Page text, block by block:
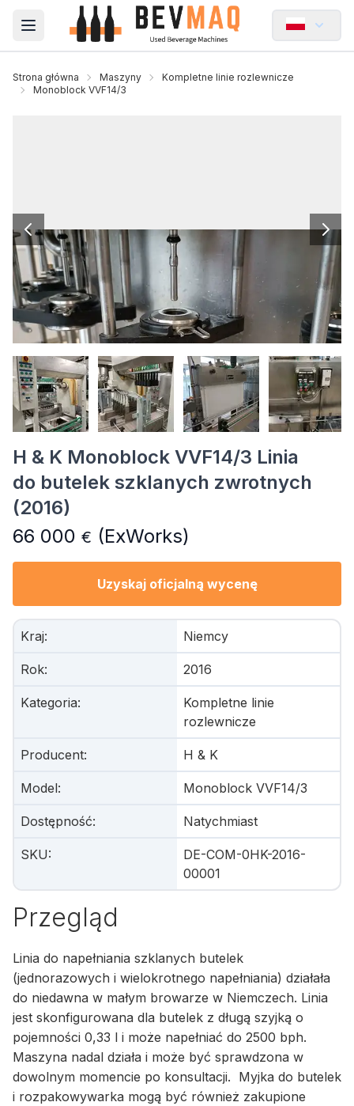
Open main menu
Strona główna Maszyny
Kompletne linie rozlewnicze
Monoblock VVF14/3
H & K Monoblock VVF14/3 Linia
do butelek szklanych zwrotnych
(2016)
66 000 € (ExWorks)
Uzyskaj oficjalną wycenę
Kraj: Niemcy
Rok: 2016
Kategoria:
Kompletne linie
rozlewnicze
Producent: H & K
Model: Monoblock VVF14/3
Dostępność: Natychmiast
SKU:
DE-COM-0HK-2016-
00001
Przegląd
Linia do napełniania szklanych butelek
(jednorazowych i wielokrotnego napełniania) działała
do niedawna w małym browarze w Niemczech. Linia
jest skonfigurowana dla butelek z długą szyjką o
pojemności 0,33 l i może napełniać do 2500 bph.
Maszyna nadal działa i może być sprawdzona w
dowolnym momencie po konsultacji. Myjka do butelek
i rozpakowywarka mogą być również zakupione